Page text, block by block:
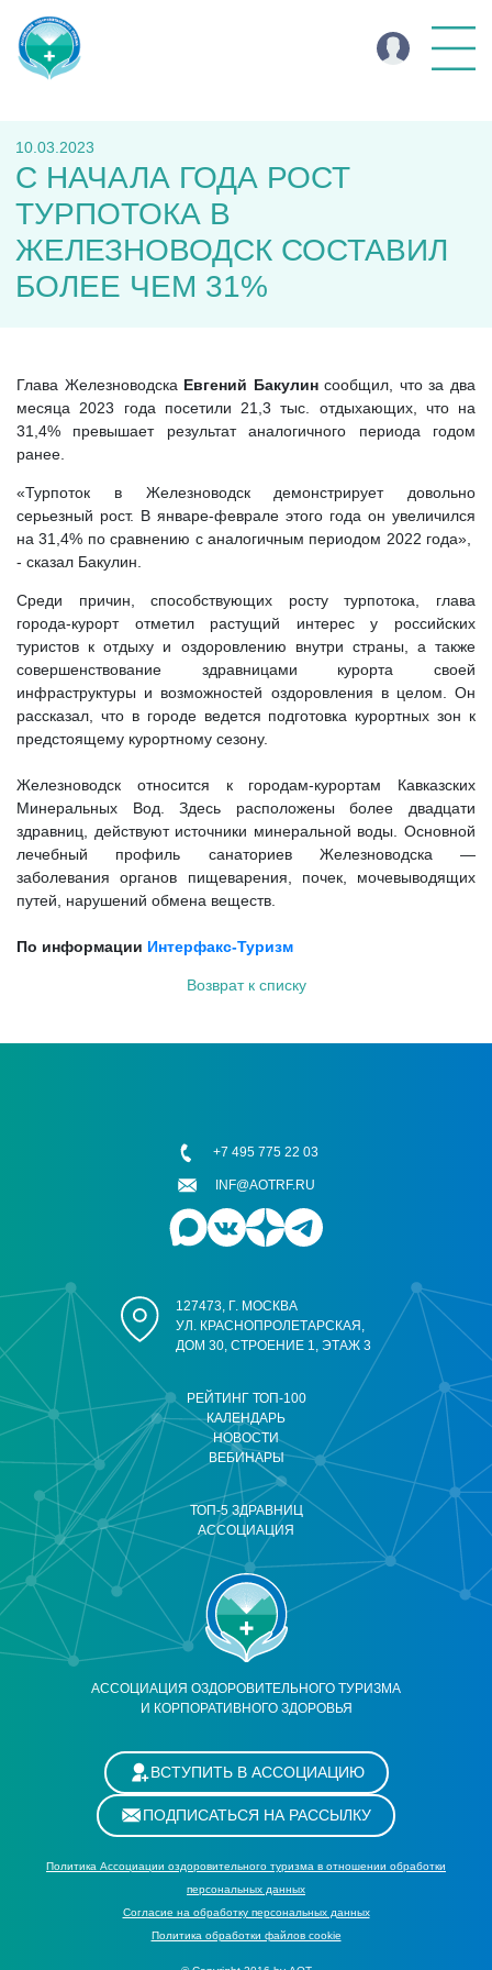
10.03.2023
С НАЧАЛА ГОДА РОСТ
ТУРПОТОКА В
ЖЕЛЕЗНОВОДСК СОСТАВИЛ
БОЛЕЕ ЧЕМ 31%
Глава Железноводска Евгений Бакулинсообщил, что за два
месяца 2023 года посетили 21,3 тыс. отдыхающих, что на
31,4% превышает результат аналогичного периода годом
ранее.
«Турпоток в Железноводск демонстрирует довольно
серьезный рост. В январе-феврале этого года он увеличился
на 31,4% по сравнению с аналогичным периодом 2022 года»,
- сказал Бакулин.
Среди причин, способствующих росту турпотока, глава
города-курорт отметил растущий интерес у российских
туристов к отдыху и оздоровлению внутри страны, а также
совершенствование здравницами курорта своей
инфраструктуры и возможностей оздоровления в целом. Он
рассказал, что в городе ведется подготовка курортных зон к
предстоящему курортному сезону.
Железноводск относится к городам-курортам Кавказских
Минеральных Вод. Здесь расположены более двадцати
здравниц, действуют источники минеральной воды. Основной
лечебный профиль санаториев Железноводска —
заболевания органов пищеварения, почек, мочевыводящих
путей, нарушений обмена веществ.
По информации Интерфакс-Туризм
Возврат к списку
АССОЦИАЦИЯ ОЗДОРОВИТЕЛЬНОГО ТУРИЗМА
И КОРПОРАТИВНОГО ЗДОРОВЬЯ
РЕЙТИНГ ТОП-100
КАЛЕНДАРЬ
НОВОСТИ
ВЕБИНАРЫ
ТОП-5 ЗДРАВНИЦ
АССОЦИАЦИЯ
127473, Г. МОСКВА
УЛ. КРАСНОПРОЛЕТАРСКАЯ,
ДОМ 30, СТРОЕНИЕ 1, ЭТАЖ 3
+7 495 775 22 03
INF@AOTRF.RU
ВСТУПИТЬ В АССОЦИАЦИЮ
ПОДПИСАТЬСЯ НА РАССЫЛКУ
Политика Ассоциации оздоровительного туризма в отношении обработки
персональных данных
Cогласие на обработку персональных данных
Политика обработки файлов cookie